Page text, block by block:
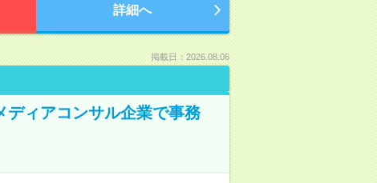
詳細へ
掲載日：2026.08.06
ディアコンサル企業で事務